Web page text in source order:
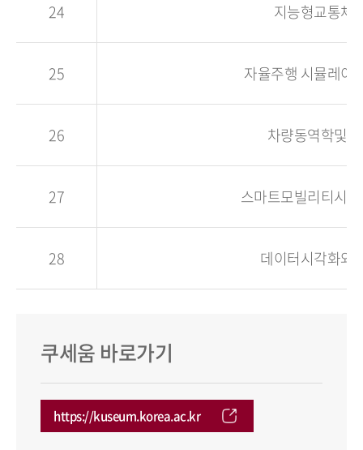
24 지능형교통체
25 자율주행 시뮬레이
26 차량동역학및
27 스마트모빌리티시
28 데이터시각화와
쿠세움 바로가기
https://kuseum.korea.ac.kr